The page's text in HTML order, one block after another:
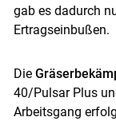
gab es dadurch
Ertragseinbußen.
Die
40/Pulsar Plus
Arbeitsgang